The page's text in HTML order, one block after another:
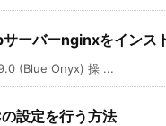
ーバーnginxをインス
(Blue Onyx) 操 ...
設定を行う方法